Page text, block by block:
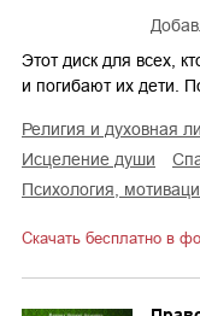
Этот диск для всех,
и погибают их дети.
религия и духовная
исцеление души
психология,
Скачать бесплатно в